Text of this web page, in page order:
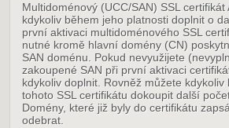
Multidoménový (UCC/SAN) SSL certifikát
kdykoliv během jeho platnosti doplnit o
první aktivaci multidoménového SSL
nutné kromě hlavní domény (CN)
SAN doménu. Pokud nevyužijete
zakoupené SAN při první aktivaci
kdykoliv doplnit. Rovněž můžete kdykoliv
tohoto SSL certifikátu dokoupit další
Domény, které již byly do certifikátu
odebrat.